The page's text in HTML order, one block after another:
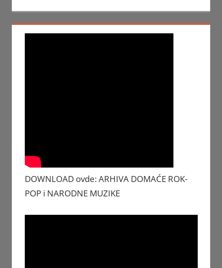
DOWNLOAD ovde: ARHIVA DOMAĆE ROK-
POP i NARODNE MUZIKE